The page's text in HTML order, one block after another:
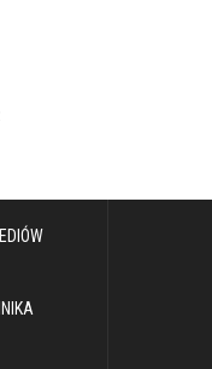
a jak w drugą to
Obłoza, Marta Bryła,